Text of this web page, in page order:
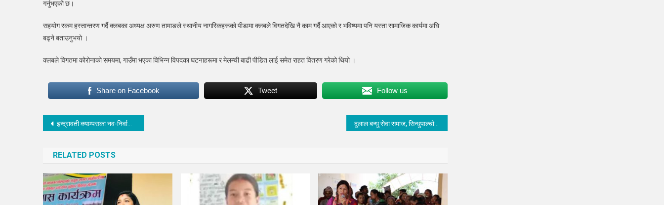
गर्नुभएको छ।
सहयोग रकम हस्तान्तरण गर्दै क्लबका अध्यक्ष अरुण तामाङले स्थानीय नागरिकहरूको पीडामा क्लबले विगतदेखि नै काम गर्दै आएको र भविष्यमा पनि यस्ता सामाजिक कार्यमा अघि
बढ्ने बताउनुभयो ।
क्लबले विगतमा कोरोनाको समयमा, गाउँमा भएका विभिन्न विपदका घटनाहरूमा र मेलम्ची बाढी पीडित लाई समेत राहत वितरण गरेको थियो ।
Share on Facebook Tweet Follow us
Post
इन्द्रावती क्याम्पसका नव-निर्वाचिय स्ववियु समितिलाई प्रमाणपत्र वितरण दुलाल बन्धु सेवा समाज, सिन्धुपाल्चोकको अध्यक्षमा विजयकुमार दुलाल
RELATED POSTS